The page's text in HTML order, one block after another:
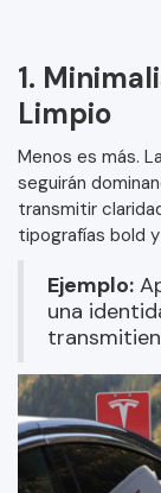
1.
Limpio
Menos es más.
seguirán
transmitir
tipografías bold
Ejemplo:
una